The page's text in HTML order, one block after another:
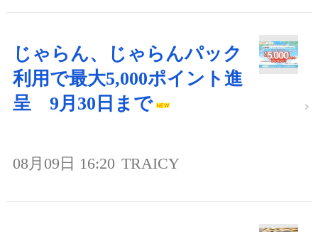
じゃらん、じゃらんパック
利用で最大5,000ポイント進
呈 9月30日まで
08月09日 16:20 TRAICY